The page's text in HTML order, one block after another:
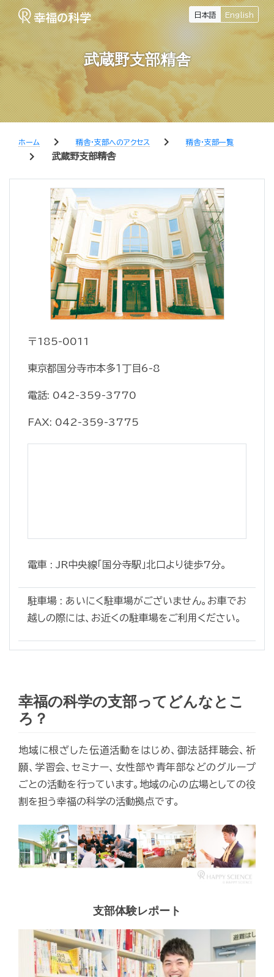
日本語 English
武蔵野支部精舎
ホーム chevron_right 精舎・支部へのアクセス chevron_right 精舎・支部一覧
chevron_right 武蔵野支部精舎
〒185-0011
東京都国分寺市本多１丁目6-8
電話: 042-359-3770
FAX: 042-359-3775
電車 : JR中央線「国分寺駅」北口より徒歩7分。
駐車場 : あいにく駐車場がございません。お車でお
越しの際には、お近くの駐車場をご利用ください。
幸福の科学の支部ってどんなとこ
ろ？
地域に根ざした伝道活動をはじめ、御法話拝聴会、祈
願、学習会、セミナー、女性部や青年部などのグループ
ごとの活動を行っています。地域の心の広場としての役
割を担う幸福の科学の活動拠点です。
支部体験レポート